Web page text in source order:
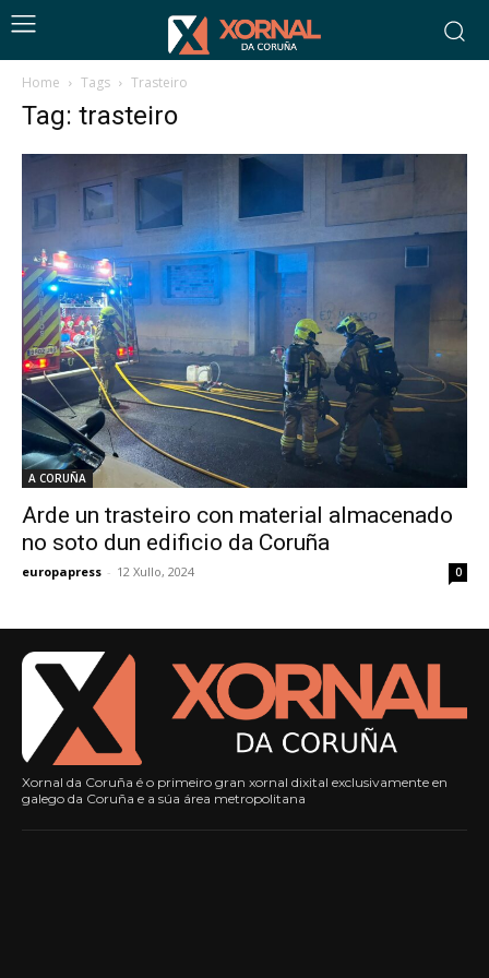
Home Tags Trasteiro
Tag: trasteiro
A CORUÑA
Arde un trasteiro con material almacenado
no soto dun edificio da Coruña
europapress - 12 Xullo, 2024 0
Xornal da Coruña é o primeiro gran xornal dixital exclusivamente en
galego da Coruña e a súa área metropolitana